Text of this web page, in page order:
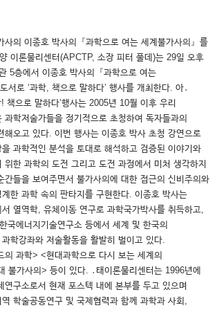
사의 이종호 박사의『과학으로 여는 세계불가사의』를
이론물리센터(APCTP, 소장 피터 풀데)는 29일 오후
5층에서 이종호 박사의『과학으로 여는
서로 ‘과학, 책으로 말하다’ 행사를 개최한다. 아․
책으로 말하다’행사는 2005년 10월 이후 우리
과학저술가들을 정기적으로 초청하여 독자들과의
해오고 있다. 이번 행사는 이종호 박사 초청 강연으로
과학적인 분석을 토대로 해석하고 검증된 이야기와
위한 과학의 도전 그리고 도전 과정에서 미처 생각하지
간들을 보여주면서 불가사의에 대한 접근의 신비주의와
한 과학 속의 판타지를 구현한다. 이종호 박사는
열역학, 유체이동 연구로 과학국가박사를 취득하고,
국에너지기술연구소 등에서 세계 및 한국의
학강좌와 저술활동을 활발히 벌이고 있다.
의 과학> <현대과학으로 다시 보는 세계의
불가사의> 등이 있다. ․태이론물리센터는 1996년에
연구소로서 현재 포스텍 내에 본부를 두고 있으며
학술공동연구 및 국제협력과 함께 과학과 사회,